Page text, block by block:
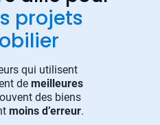
projets
qui utilisent
de meilleures
des biens
moins d’erreur.